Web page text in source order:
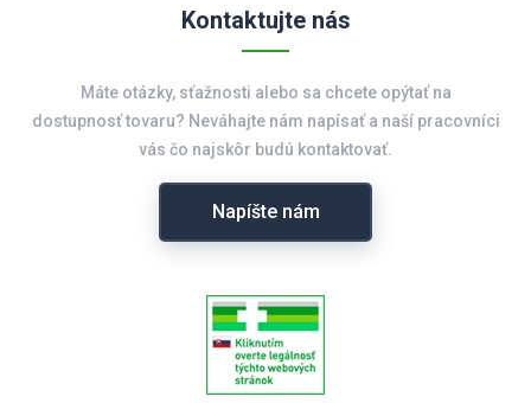
Kontaktujte nás
Máte otázky, sťažnosti alebo sa chcete opýtať na
dostupnosť tovaru? Neváhajte nám napísať a naší pracovníci
vás čo najskôr budú kontaktovať.
Napíšte nám